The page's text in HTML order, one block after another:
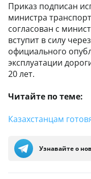
Приказ подписан
министра
согласован с
вступит в силу
официального
эксплуатации
20 лет.
Читайте по теме:
Казахстанцам
Узнавайте о